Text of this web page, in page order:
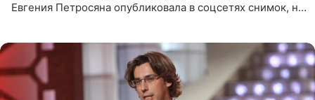
Евгения Петросяна опубликовала в соцсетях снимок, на